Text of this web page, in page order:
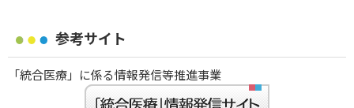
参考サイト
「統合医療」に係る情報発信等推進事業